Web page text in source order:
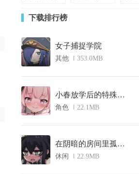
下载排行榜
女子捕捉学院
其他 353.0MB
小春放学后的特殊教育桃子移植
角色 22.1MB
在阴暗的房间里孤独的女孩
休闲 22.9MB